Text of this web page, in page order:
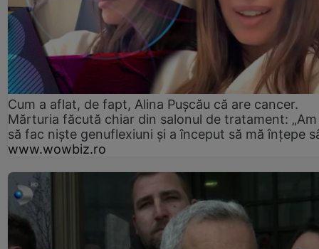
Cum a aflat, de fapt, Alina Pușcău că are cancer.
Mărturia făcută chiar din salonul de tratament:
să fac niște genuflexiuni și a început să mă înțepe
www.wowbiz.ro